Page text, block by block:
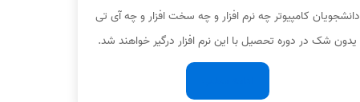
دانشجویان کامپیوتر چه نرم افزار و چه سخت افزار و چه آی تی
یدون شک در دوره تحصیل با این نرم افزار درگیر خواهند شد.